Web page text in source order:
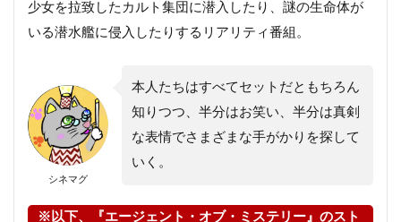
少女を拉致したカルト集団に潜入したり、謎の生命体が
いる潜水艦に侵入したりするリアリティ番組。
シネマグ
本人たちはすべてセットだともちろん
知りつつ、半分はお笑い、半分は真剣
な表情でさまざまな手がかりを探して
いく。
※以下、『エージェント・オブ・ミステリー』のスト